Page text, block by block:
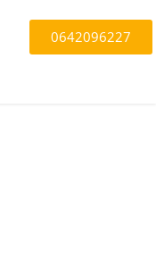
0642096227